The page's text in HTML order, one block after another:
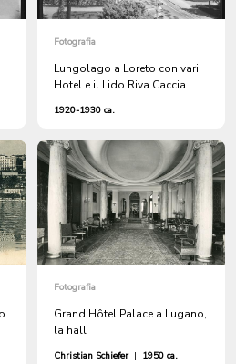
Fotografia
Lungolago a Loreto con vari
Hotel e il Lido Riva Caccia
1920-1930 ca.
Fotografia
Grand Hôtel Palace a Lugano,
la hall
Christian Schiefer | 1950 ca.